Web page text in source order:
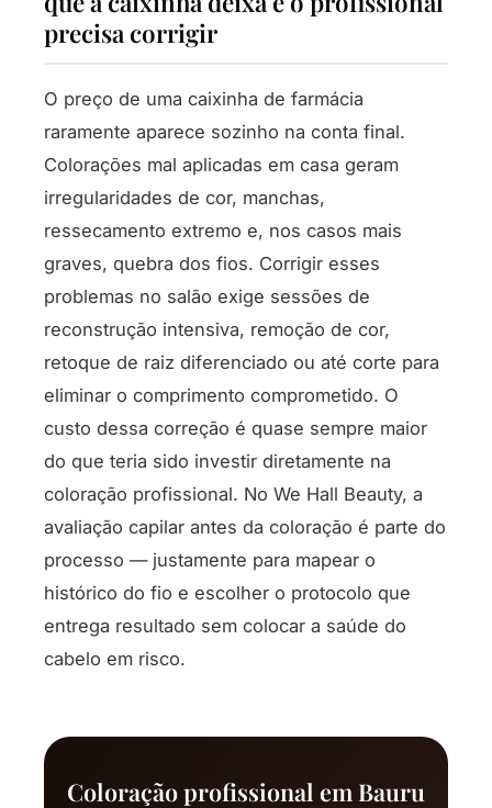
precisa corrigir
O preço de uma caixinha de farmácia
raramente aparece sozinho na conta final.
Colorações mal aplicadas em casa geram
irregularidades de cor, manchas,
ressecamento extremo e, nos casos mais
graves, quebra dos fios. Corrigir esses
problemas no salão exige sessões de
reconstrução intensiva, remoção de cor,
retoque de raiz diferenciado ou até corte para
eliminar o comprimento comprometido. O
custo dessa correção é quase sempre maior
do que teria sido investir diretamente na
coloração profissional. No We Hall Beauty, a
avaliação capilar antes da coloração é parte do
processo — justamente para mapear o
histórico do fio e escolher o protocolo que
entrega resultado sem colocar a saúde do
cabelo em risco.
Coloração profissional em Bauru